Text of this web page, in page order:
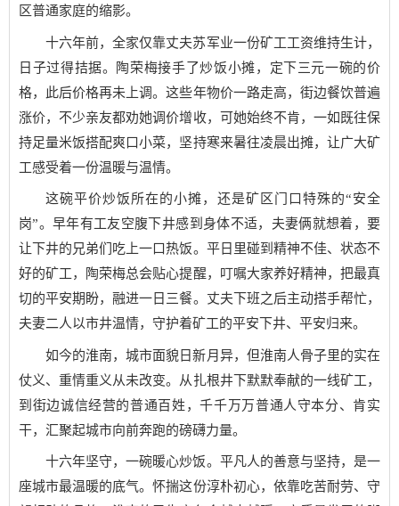
区普通家庭的缩影。
十六年前，全家仅靠丈夫苏军业一份矿工工资维持生计，
日子过得拮据。陶荣梅接手了炒饭小摊，定下三元一碗的价
格，此后价格再未上调。这些年物价一路走高，街边餐饮普遍
涨价，不少亲友都劝她调价增收，可她始终不肯，一如既往保
持足量米饭搭配爽口小菜，坚持寒来暑往凌晨出摊，让广大矿
工感受着一份温暖与温情。
这碗平价炒饭所在的小摊，还是矿区门口特殊的“安全
岗”。早年有工友空腹下井感到身体不适，夫妻俩就想着，要
让下井的兄弟们吃上一口热饭。平日里碰到精神不佳、状态不
好的矿工，陶荣梅总会贴心提醒，叮嘱大家养好精神，把最真
切的平安期盼，融进一日三餐。丈夫下班之后主动搭手帮忙，
夫妻二人以市井温情，守护着矿工的平安下井、平安归来。
如今的淮南，城市面貌日新月异，但淮南人骨子里的实在
仗义、重情重义从未改变。从扎根井下默默奉献的一线矿工，
到街边诚信经营的普通百姓，千千万万普通人守本分、肯实
干，汇聚起城市向前奔跑的磅礴力量。
十六年坚守，一碗暖心炒饭。平凡人的善意与坚持，是一
座城市最温暖的底气。怀揣这份淳朴初心，依靠吃苦耐劳、守